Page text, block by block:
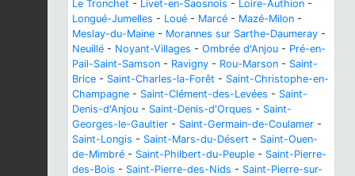
Le Tronchet - Livet-en-Saosnois - Loire-Authion -
Longué-Jumelles - Loué - Marcé - Mazé-Milon -
Meslay-du-Maine - Morannes sur Sarthe-Daumeray -
Neuillé - Noyant-Villages - Ombrée d'Anjou - Pré-en-
Pail-Saint-Samson - Ravigny - Rou-Marson - Saint-
Brice - Saint-Charles-la-Forêt - Saint-Christophe-en-
Champagne - Saint-Clément-des-Levées - Saint-
Denis-d'Anjou - Saint-Denis-d'Orques - Saint-
Georges-le-Gaultier - Saint-Germain-de-Coulamer -
Saint-Longis - Saint-Mars-du-Désert - Saint-Ouen-
de-Mimbré - Saint-Philbert-du-Peuple - Saint-Pierre-
des-Bois - Saint-Pierre-des-Nids - Saint-Pierre-sur-